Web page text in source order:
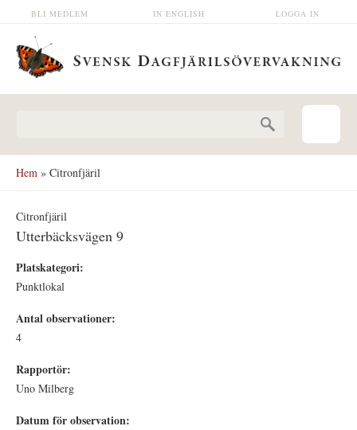
Hoppa till huvudinnehåll LOGGA IN
IN ENGLISH
BLI MEDLEM
Hem » Citronfjäril
Citronfjäril
Utterbäcksvägen 9
Platskategori:
Punktlokal
Antal observationer:
4
Rapportör:
Uno Milberg
Datum för observation: